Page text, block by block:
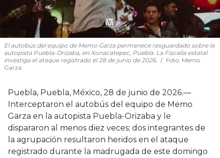
El autobús del equipo de Memo Garza permanece resguardado sobre la
autopista Puebla-Orizaba, en Xonacatepec, Puebla. La Fiscalía estatal
investiga el ataque registrado el 28 de junio de 2026.
Foto: Memo
Garza.
Puebla, Puebla, México, 28 de junio de 2026.—
Interceptaron el autobús del equipo de Memo
Garza en la autopista Puebla-Orizaba y le
dispararon al menos diez veces; dos integrantes de
la agrupación resultaron heridos en el ataque
registrado durante la madrugada de este domingo